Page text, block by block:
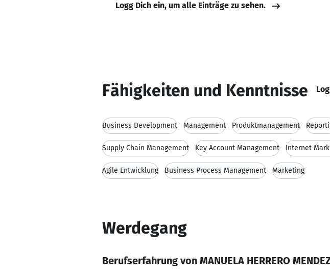
Logg Dich ein, um alle Einträge zu sehen.
Fähigkeiten und Kenntnisse
Business Development Management Produktmanagement
Supply Chain Management Key Account Management Internet
Agile Entwicklung Business Process Management Marketing
Werdegang
Berufserfahrung von MANUELA HERRERO